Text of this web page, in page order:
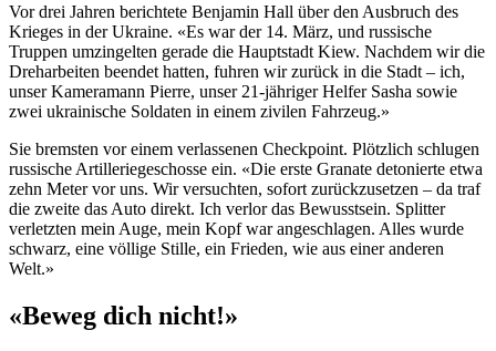
Vor drei Jahren berichtete Benjamin Hall über den Ausbruch des
Krieges in der Ukraine. «Es war der 14. März, und russische
Truppen umzingelten gerade die Hauptstadt Kiew. Nachdem wir die
Dreharbeiten beendet hatten, fuhren wir zurück in die Stadt – ich,
unser Kameramann Pierre, unser 21-jähriger Helfer Sasha sowie
zwei ukrainische Soldaten in einem zivilen Fahrzeug.»
Sie bremsten vor einem verlassenen Checkpoint. Plötzlich schlugen
russische Artilleriegeschosse ein. «Die erste Granate detonierte etwa
zehn Meter vor uns. Wir versuchten, sofort zurückzusetzen – da traf
die zweite das Auto direkt. Ich verlor das Bewusstsein. Splitter
verletzten mein Auge, mein Kopf war angeschlagen. Alles wurde
schwarz, eine völlige Stille, ein Frieden, wie aus einer anderen
Welt.»
«Beweg dich nicht!»